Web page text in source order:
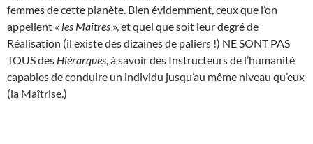
femmes de cette planète. Bien évidemment, ceux que l’on
appellent « les Maîtres », et quel que soit leur degré de
Réalisation (il existe des dizaines de paliers !) NE SONT PAS
TOUS des Hiérarques , à savoir des Instructeurs de l’humanité
capables de conduire un individu jusqu’au même niveau qu’eux
(la Maîtrise.)